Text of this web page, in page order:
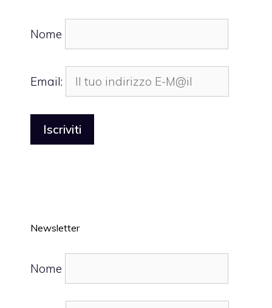
Nome
Email:
Newsletter
Nome